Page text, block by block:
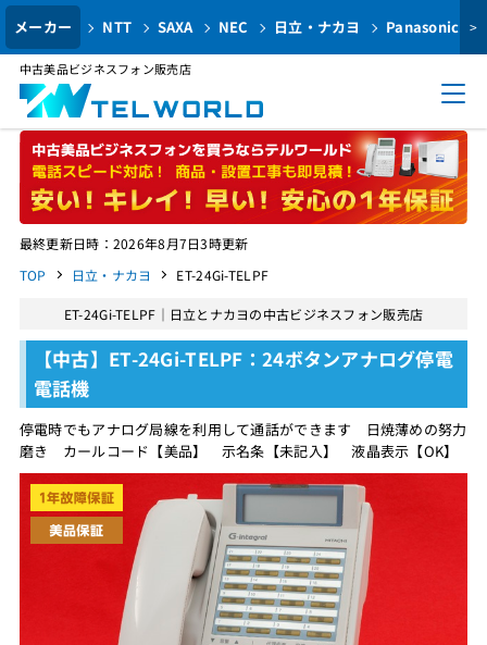
メーカー NTT SAXA NEC 日立・ナカヨ Panasonic >
中古美品ビジネスフォン販売店
最終更新日時：2026年8月7日3時更新
TOP
日立・ナカヨ ET-24Gi-TELPF
ET-24Gi-TELPF｜日立とナカヨの中古ビジネスフォン販売店
【中古】ET-24Gi-TELPF：24ボタンアナログ停電
電話機
停電時でもアナログ局線を利用して通話ができます 日焼薄めの努力
磨き カールコード【美品】 示名条【未記入】 液晶表示【OK】